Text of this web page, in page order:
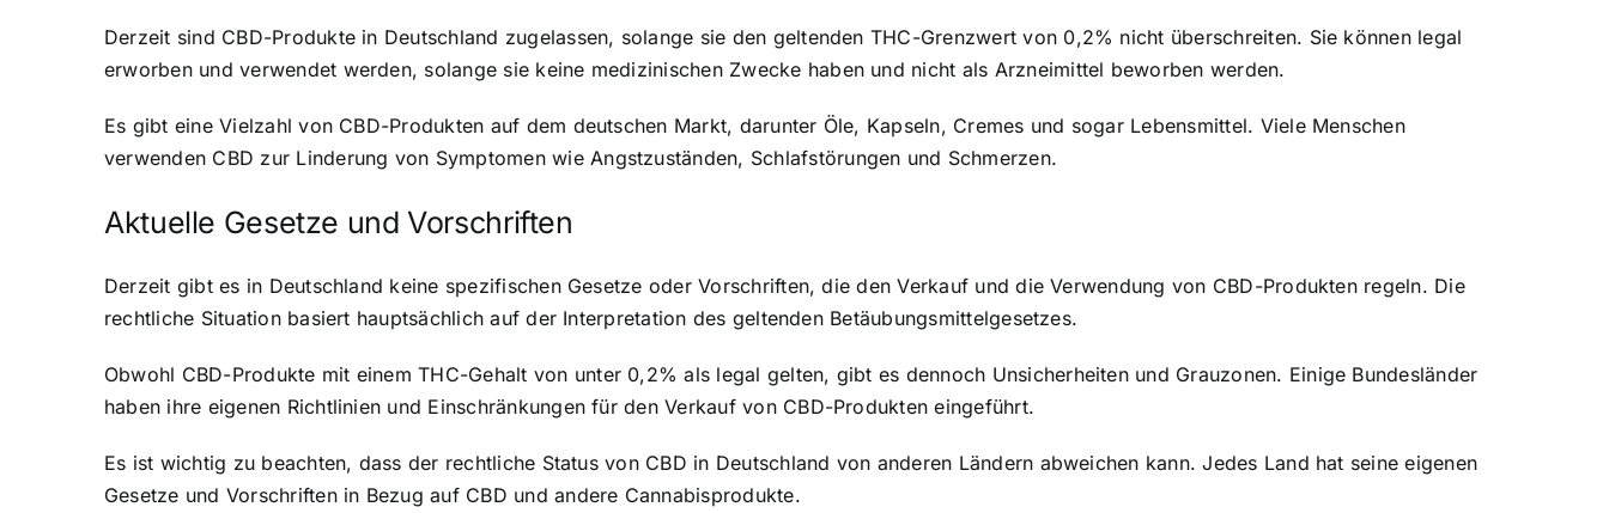
Derzeit sind CBD-Produkte in Deutschland zugelassen, solange sie den geltenden THC-Grenzwert von 0,2% nicht überschreiten. Sie können legal
erworben und verwendet werden, solange sie keine medizinischen Zwecke haben und nicht als Arzneimittel beworben werden.
Es gibt eine Vielzahl von CBD-Produkten auf dem deutschen Markt, darunter Öle, Kapseln, Cremes und sogar Lebensmittel. Viele Menschen
verwenden CBD zur Linderung von Symptomen wie Angstzuständen, Schlafstörungen und Schmerzen.
Aktuelle Gesetze und Vorschriften
Derzeit gibt es in Deutschland keine spezifischen Gesetze oder Vorschriften, die den Verkauf und die Verwendung von CBD-Produkten regeln. Die
rechtliche Situation basiert hauptsächlich auf der Interpretation des geltenden Betäubungsmittelgesetzes.
Obwohl CBD-Produkte mit einem THC-Gehalt von unter 0,2% als legal gelten, gibt es dennoch Unsicherheiten und Grauzonen. Einige Bundesländer
haben ihre eigenen Richtlinien und Einschränkungen für den Verkauf von CBD-Produkten eingeführt.
Es ist wichtig zu beachten, dass der rechtliche Status von CBD in Deutschland von anderen Ländern abweichen kann. Jedes Land hat seine eigenen
Gesetze und Vorschriften in Bezug auf CBD und andere Cannabisprodukte.